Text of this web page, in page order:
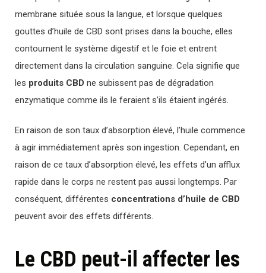
membrane située sous la langue, et lorsque quelques
gouttes d’huile de CBD sont prises dans la bouche, elles
contournent le système digestif et le foie et entrent
directement dans la circulation sanguine. Cela signifie que
les produits CBD ne subissent pas de dégradation
enzymatique comme ils le feraient s’ils étaient ingérés.
En raison de son taux d’absorption élevé, l’huile commence
à agir immédiatement après son ingestion. Cependant, en
raison de ce taux d’absorption élevé, les effets d’un afflux
rapide dans le corps ne restent pas aussi longtemps. Par
conséquent, différentes concentrations d’huile de CBD
peuvent avoir des effets différents.
Le CBD peut-il affecter les